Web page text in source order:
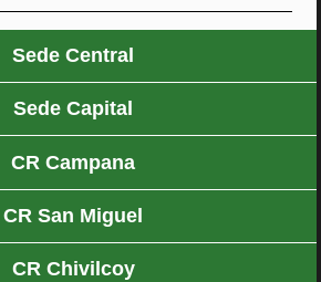
Sede Central
Sede Capital
CR Campana
CR San Miguel
CR Chivilcoy